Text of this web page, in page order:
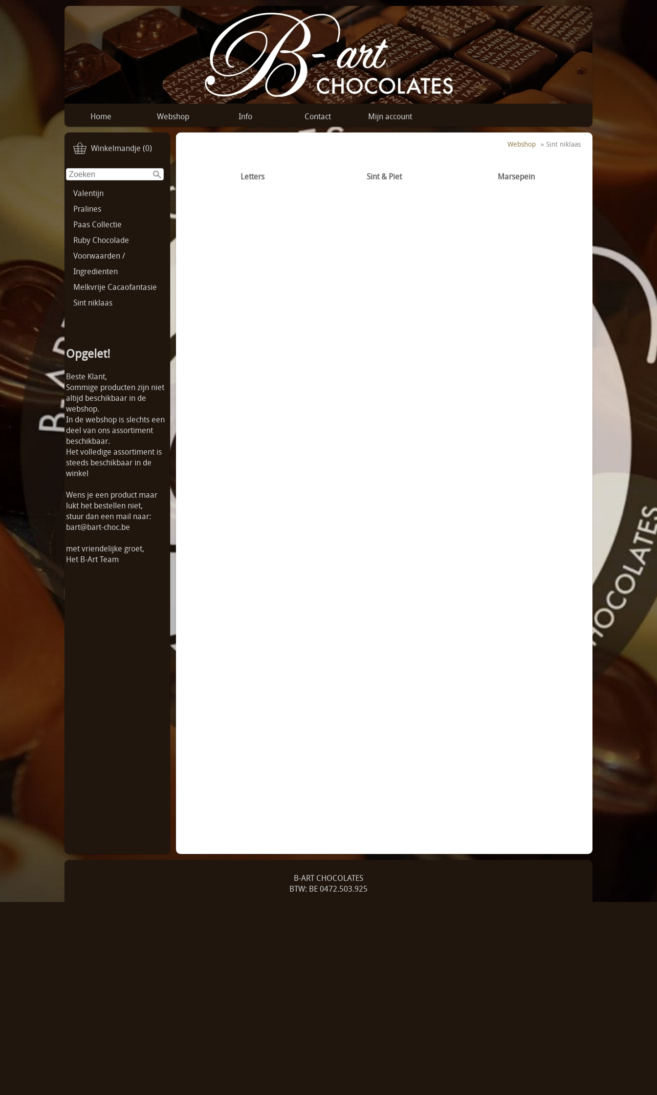
Home Webshop Info Contact Mijn account
Winkelmandje (0)
Valentijn
Pralines
Paas Collectie
Ruby Chocolade
Voorwaarden /
Ingredienten
Melkvrije Cacaofantasie
Sint niklaas
Opgelet!
Beste Klant,
Sommige producten zijn niet
altijd beschikbaar in de
webshop.
In de webshop is slechts een
deel van ons assortiment
beschikbaar.
Het volledige assortiment is
steeds beschikbaar in de
winkel
Wens je een product maar
lukt het bestellen niet,
stuur dan een mail naar:
bart@bart-choc.be
met vriendelijke groet,
Het B-Art Team
Webshop » Sint niklaas
Letters Sint & Piet Marsepein
B-ART CHOCOLATES
BTW: BE 0472.503.925